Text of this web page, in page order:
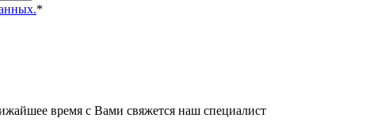
*
время с Вами свяжется наш специалист